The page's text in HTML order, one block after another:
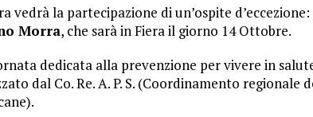
vedrà la partecipazione di un’ospite
Morra, che sarà in Fiera il giorno 14 Ottobre.
dedicata alla prevenzione per vivere in
dal Co. Re. A. P. S. (Coordinamento regionale